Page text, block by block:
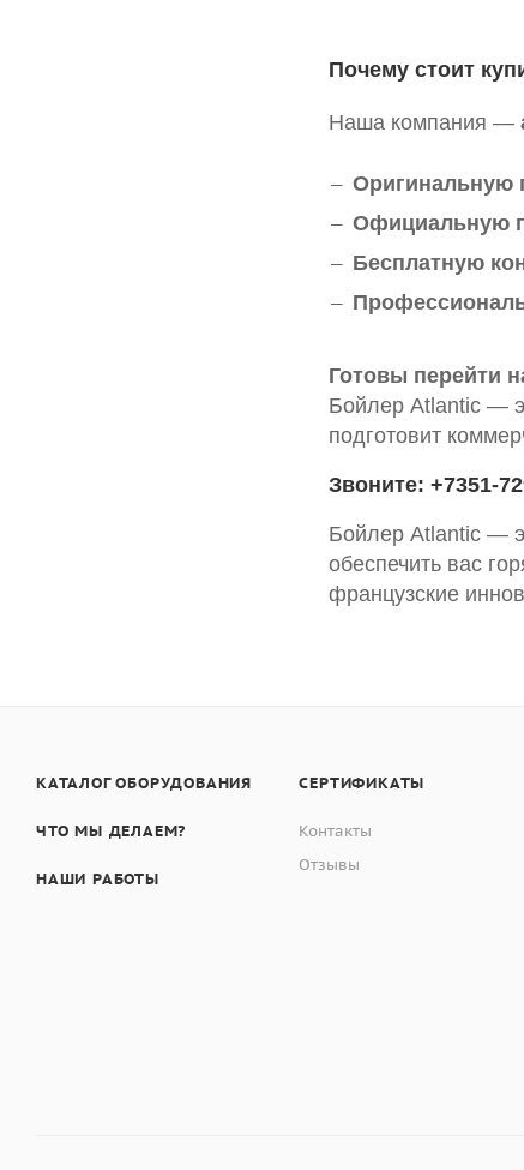
Почему стоит
Наша компания —
Оригинальную
Официальную
Бесплатную
Готовы перейти
Бойлер Atlantic —
подготовит
Звоните: +7351-
Бойлер Atlantic —
обеспечить вас
французские
КАТАЛОГ ОБОРУДОВАНИЯ
ЧТО МЫ ДЕЛАЕМ?
НАШИ РАБОТЫ
СЕРТИФИКАТЫ
Контакты
Отзывы